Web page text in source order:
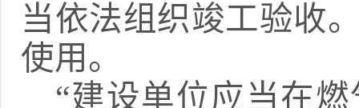
当依法组织竣工验收
使用。
“建设单位应当在